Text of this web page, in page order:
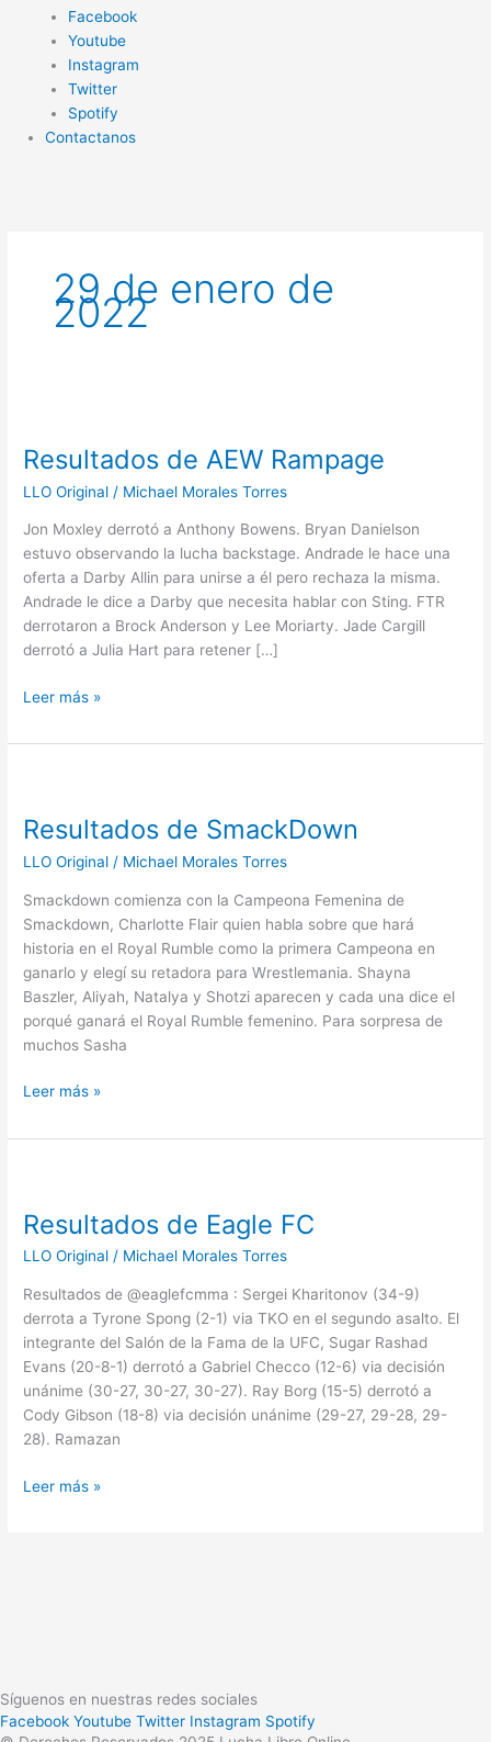
Facebook
Youtube
Instagram
Twitter
Spotify
Contactanos
29 de enero de
2022
Resultados de AEW Rampage
LLO Original / Michael Morales Torres
Jon Moxley derrotó a Anthony Bowens. Bryan Danielson
estuvo observando la lucha backstage. Andrade le hace una
oferta a Darby Allin para unirse a él pero rechaza la misma.
Andrade le dice a Darby que necesita hablar con Sting. FTR
derrotaron a Brock Anderson y Lee Moriarty. Jade Cargill
derrotó a Julia Hart para retener […]
AEW
Leer más »
Resultados de SmackDown
LLO Original / Michael Morales Torres
Smackdown comienza con la Campeona Femenina de
Smackdown, Charlotte Flair quien habla sobre que hará
historia en el Royal Rumble como la primera Campeona en
ganarlo y elegí su retadora para Wrestlemania. Shayna
Baszler, Aliyah, Natalya y Shotzi aparecen y cada una dice el
porqué ganará el Royal Rumble femenino. Para sorpresa de
muchos Sasha
SmackDown
Leer más »
Resultados de Eagle FC
LLO Original / Michael Morales Torres
Resultados de @eaglefcmma : Sergei Kharitonov (34-9)
derrota a Tyrone Spong (2-1) via TKO en el segundo asalto. El
integrante del Salón de la Fama de la UFC, Sugar Rashad
Evans (20-8-1) derrotó a Gabriel Checco (12-6) via decisión
unánime (30-27, 30-27, 30-27). Ray Borg (15-5) derrotó a
Cody Gibson (18-8) via decisión unánime (29-27, 29-28, 29-
28). Ramazan
Eagle
Leer más »
Síguenos en nuestras redes sociales
Facebook Youtube Twitter Instagram Spotify